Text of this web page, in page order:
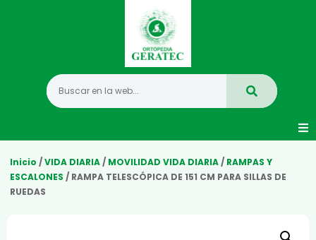
Movilidad
Hogar
Inicio /VIDA DIARIA/ MOVILIDAD VIDA DIARIA/ RAMPAS Y
ESCALONES / RAMPA TELESCÓPICA DE 151 CM PARA SILLAS DE
RUEDAS